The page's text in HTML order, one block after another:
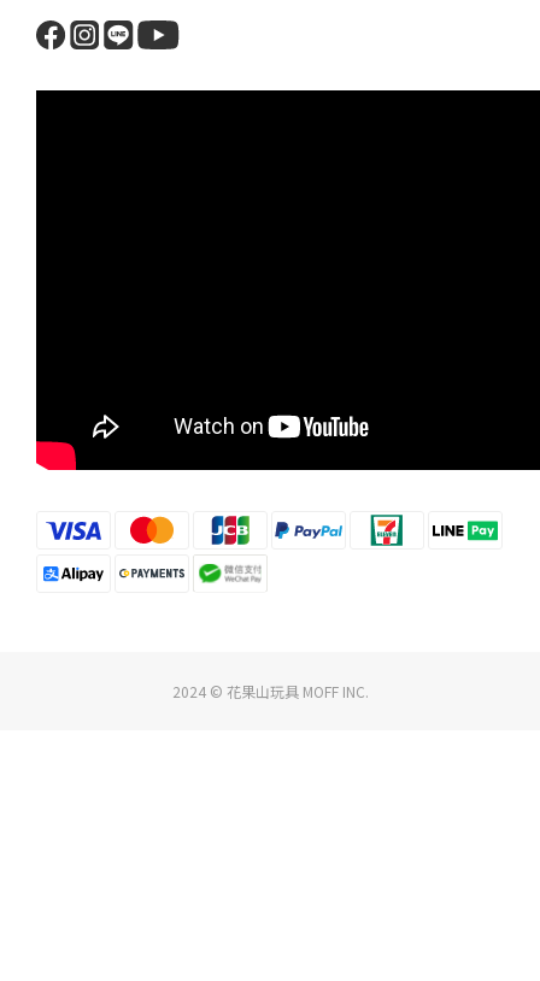
2024 © 花果山玩具 MOFF INC.